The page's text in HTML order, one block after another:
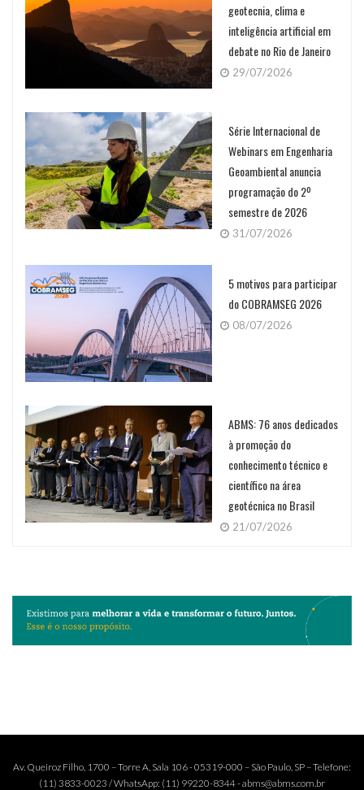
geotecnia, clima e
inteligência artificial em
debate no Rio de Janeiro
29/07/2026
Série Internacional de
Webinars em Engenharia
Geoambiental anuncia
programação do 2º
semestre de 2026
31/07/2026
5 motivos para participar
do COBRAMSEG 2026
08/07/2026
ABMS: 76 anos dedicados
à promoção do
conhecimento técnico e
científico na área
geotécnica no Brasil
21/07/2026
Av. Queiroz Filho, 1700 – Torre A, Sala 106 - 05319-000 – São Paulo, SP – Telefone:
(11) 3833-0023 / WhatsApp: (11) 99220-8344 - abms@abms.com.br